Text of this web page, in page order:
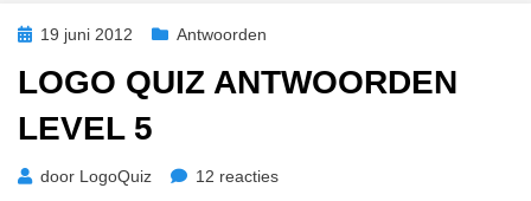
Geplaatst
19 juni 2012 Antwoorden
LOGO QUIZ ANTWOORDEN
LEVEL 5
door LogoQuiz 12 reactiesop